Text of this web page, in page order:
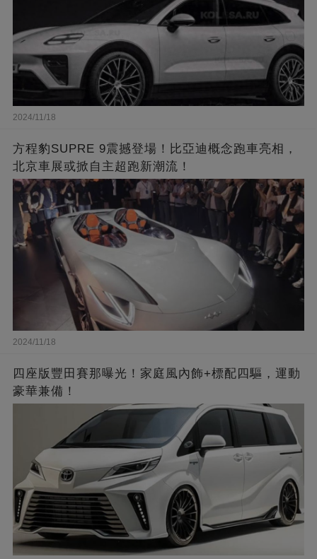
2024/11/18
方程豹SUPRE 9震撼登場！比亞迪概念跑車亮相，
北京車展或掀自主超跑新潮流！
2024/11/18
四座版豐田賽那曝光！家庭風內飾+標配四驅，運動
豪華兼備！